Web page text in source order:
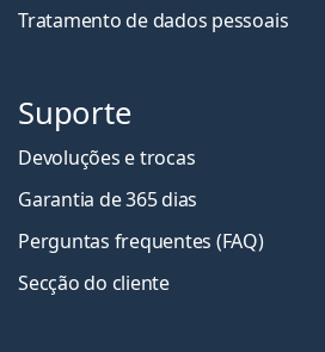
Tratamento de dados pessoais
Suporte
Devoluções e trocas
Garantia de 365 dias
Perguntas frequentes (FAQ)
Secção do cliente